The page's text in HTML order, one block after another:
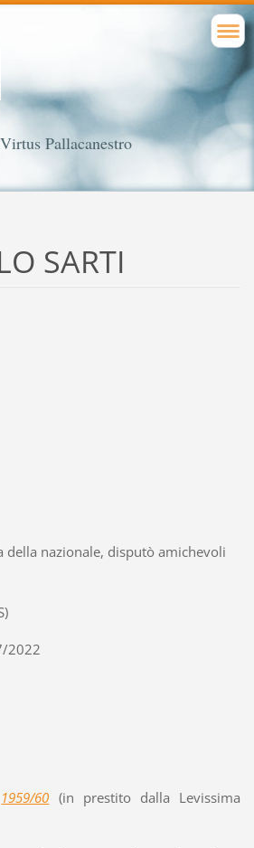
Pallacanestro
SARTI
della nazionale, disputò amichevoli
2022
1959/60 (in prestito dalla Levissima